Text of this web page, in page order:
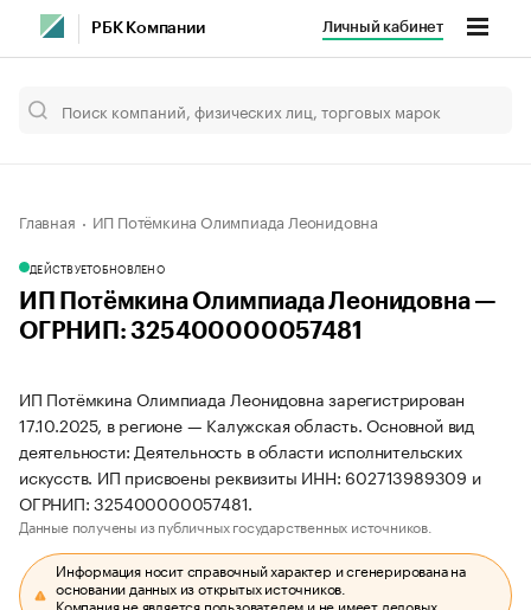
РБК Компании Личный кабинет
Главная ИП Потёмкина Олимпиада Леонидовна
ДЕЙСТВУЕТОБНОВЛЕНО
ИП Потёмкина Олимпиада Леонидовна —
ОГРНИП: 325400000057481
ИП Потёмкина Олимпиада Леонидовна зарегистрирован
17.10.2025, в регионе — Калужская область. Основной вид
деятельности: Деятельность в области исполнительских
искусств. ИП присвоены реквизиты ИНН: 602713989309 и
ОГРНИП: 325400000057481.
Данные получены из публичных государственных источников.
Информация носит справочный характер и сгенерирована на
основании данных из открытых источников.
Компания не является пользователем и не имеет деловых